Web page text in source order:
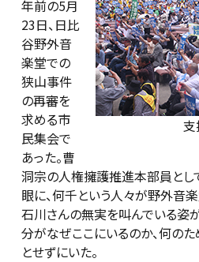
支
年前の5月
23日、日比
谷野外音
楽堂での
狭山事件
の再審を
求める市
民集会で
あった。曹
洞宗の人権擁護推進本部員と
眼に、何千という人々が野外音
石川さんの無実を叫んでいる姿
分がなぜここにいるのか、何の
とせずにいた。